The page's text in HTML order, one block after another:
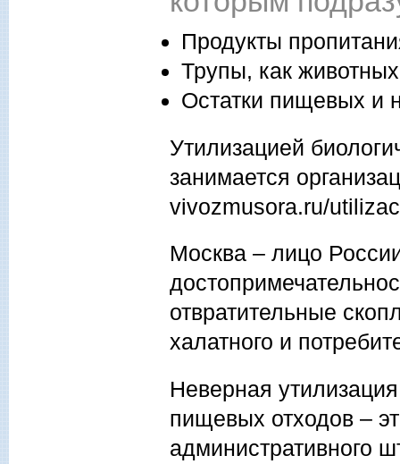
Продукты
Трупы, как
Остатки пищевых и
Утилизацией
занимается
vivozmusora.ru/
Москва – лицо
отвратительные
халатного и
Неверная
пищевых отходов –
административного